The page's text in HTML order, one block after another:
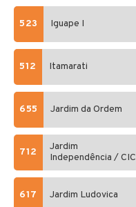
523 Iguape I
512 Itamarati
655 Jardim da Ordem
712
Jardim
Independência / CIC
617 Jardim Ludovica